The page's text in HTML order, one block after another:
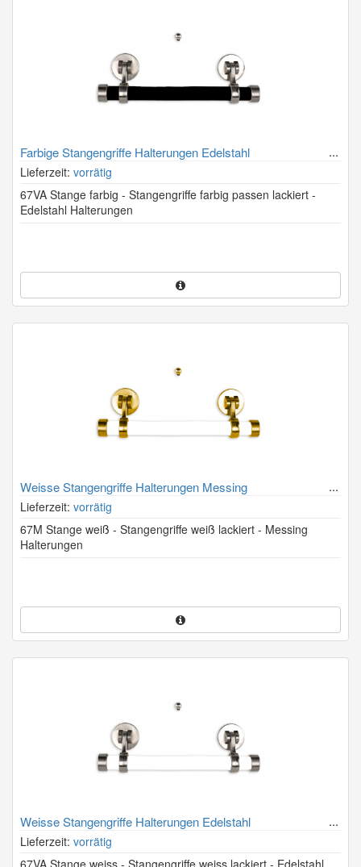
Farbige Stangengriffe Halterungen Edelstahl
Lieferzeit: vorrätig
67VA Stange farbig - Stangengriffe farbig passen lackiert -
Edelstahl Halterungen
Weisse Stangengriffe Halterungen Messing
Lieferzeit: vorrätig
67M Stange weiß - Stangengriffe weiß lackiert - Messing
Halterungen
Weisse Stangengriffe Halterungen Edelstahl
Lieferzeit: vorrätig